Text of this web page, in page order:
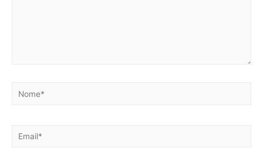
Nome*
Email*